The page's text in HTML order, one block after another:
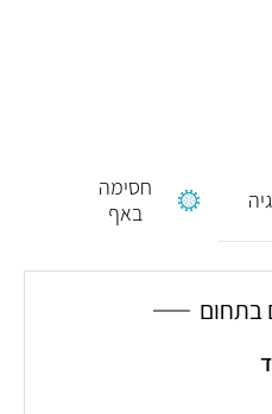
חסימה
באף
בתחום